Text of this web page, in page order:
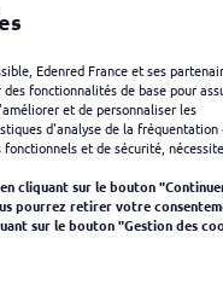
Edenred France et ses
fonctionnalités de base pour
et de personnaliser les
d'analyse de la fréquentation
et de sécurité,
cliquant sur le bouton
pourrez retirer votre
sur le bouton "Gestion des